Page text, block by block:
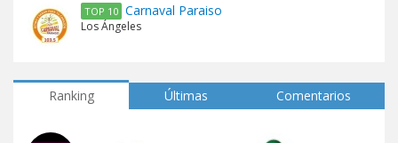
TOP 10 Carnaval Paraiso
Los Ángeles
Ranking Últimas Comentarios